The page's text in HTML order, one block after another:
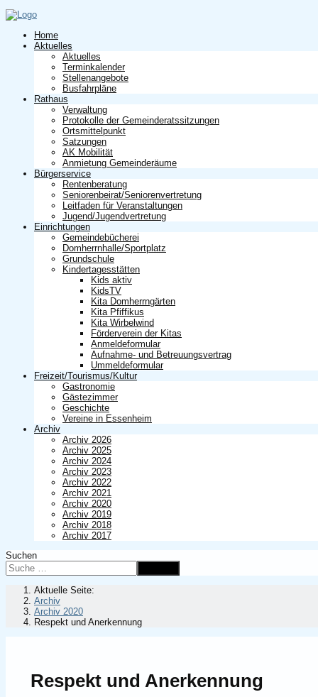
Home
Aktuelles
Aktuelles
Terminkalender
Stellenangebote
Busfahrpläne
Rathaus
Verwaltung
Protokolle der Gemeinderatssitzungen
Ortsmittelpunkt
Satzungen
AK Mobilität
Anmietung Gemeinderäume
Bürgerservice
Rentenberatung
Seniorenbeirat/Seniorenvertretung
Leitfaden für Veranstaltungen
Jugend/Jugendvertretung
Einrichtungen
Gemeindebücherei
Domherrnhalle/Sportplatz
Grundschule
Kindertagesstätten
Kids aktiv
KidsTV
Kita Domherrngärten
Kita Pfiffikus
Kita Wirbelwind
Förderverein der Kitas
Anmeldeformular
Aufnahme- und Betreuungsvertrag
Ummeldeformular
Freizeit/Tourismus/Kultur
Gastronomie
Gästezimmer
Geschichte
Vereine in Essenheim
Archiv
Archiv 2026
Archiv 2025
Archiv 2024
Archiv 2023
Archiv 2022
Archiv 2021
Archiv 2020
Archiv 2019
Archiv 2018
Archiv 2017
Suchen
Aktuelle Seite:
Archiv
Archiv 2020
Respekt und Anerkennung
Respekt und Anerkennung